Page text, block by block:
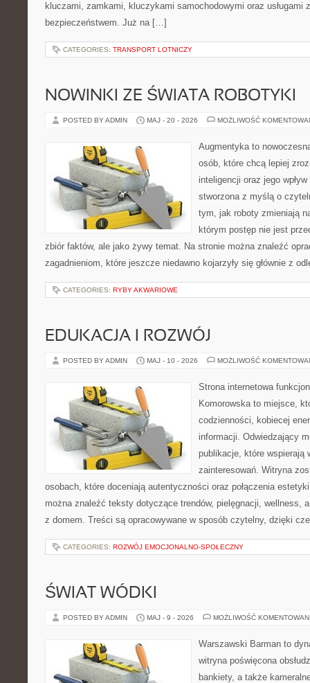
kluczami, zamkami, kluczykami samochodowymi oraz usługami
bezpieczeństwem. Już na […]
CATEGORIES: TRANSPORT LOTNICZY
NOWINKI ZE ŚWIATA ROBOTYKI
POSTED BY ADMIN MAJ - 20 - 2026 MOŻLIWOŚĆ
Augmentyka to
osób, które chcą lepiej
inteligencji oraz jego
stworzona z myślą o
tym, jak roboty zmieniają
którym postęp nie jest
zbiór faktów, ale jako żywy temat. Na stronie można znaleźć
zagadnieniom, które jeszcze niedawno kojarzyły się głównie z
CATEGORIES: RYBY AKWARIOWE
EDUKACJA I ROZWÓJ
POSTED BY ADMIN MAJ - 10 - 2026 MOŻLIWOŚĆ
Strona internetowa
Komorowska to miejsce,
codzienności, kobiecej
informacji. Odwiedzający
publikacje, które wspierają
zainteresowań. Witryna
osobach, które doceniają autentyczności oraz połączenia
można znaleźć teksty dotyczące trendów, pielęgnacji, wellness,
z domem. Treści są opracowywane w sposób czytelny, dzięki
CATEGORIES: ROZWÓJ EMOCJONALNO-SPOŁECZNY
ŚWIAT WÓDKI
POSTED BY ADMIN MAJ - 9 - 2026 MOŻLIWOŚĆ
Warszawski Barman to
witryna poświęcona
bankiety, a także